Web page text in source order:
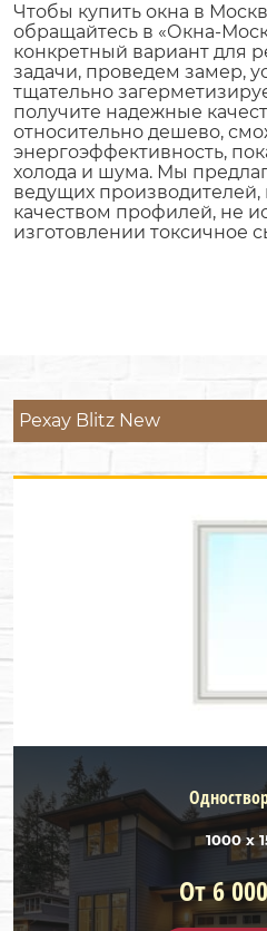
Чтобы купить окна в
обращайтесь в «Окна-
конкретный вариант для
задачи, проведем замер,
тщательно
получите надежные
относительно дешево,
энергоэффективность,
холода и шума. Мы
ведущих производителей,
качеством профилей, не
изготовлении токсичное
Рехау Blitz New
Рехау Thermo
Melke Lite 60
Melke Smart 60
1000 х
От 6